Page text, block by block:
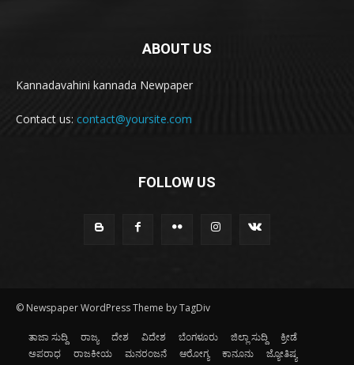
ABOUT US
Kannadavahini kannada Newpaper
Contact us: contact@yoursite.com
FOLLOW US
© Newspaper WordPress Theme by TagDiv
ತಾಜಾ ಸುದ್ದಿ ರಾಜ್ಯ ದೇಶ ವಿದೇಶ ಬೆಂಗಳೂರು ಜಿಲ್ಲಾ ಸುದ್ದಿ
ಕ್ರೀಡೆ
ಅಪರಾಧ
ರಾಜಕೀಯ ಮನರಂಜನೆ ಆರೋಗ್ಯ ಕಾನೂನು
ಜ್ಯೋತಿಷ್ಯ